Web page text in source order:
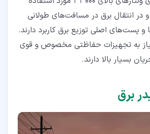
و در انتقال برق در مسافت‌های طولانی
و پست‌های اصلی توزیع برق کاربرد دارند.
به تجهیزات حفاظتی مخصوص و قوی
بسیار بالا دارند.